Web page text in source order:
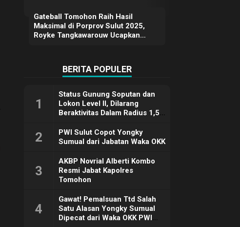
Gateball Tomohon Raih Hasil
Maksimal di Porprov Sulut 2025,
Royke Tangkawarouw Ucapkan
BERITA POPULER
1
Status Gunung Soputan dan
Lokon Level II, Dilarang
Beraktivitas Dalam Radius 1,5
2
PWI Sulut Copot Yongky
Sumual dari Jabatan Waka OKK
3
AKBP Novrial Alberti Kombo
Resmi Jabat Kapolres
Tomohon
4
Gawat! Pemalsuan Ttd Salah
Satu Alasan Yongky Sumual
Dipecat dari Waka OKK PWI